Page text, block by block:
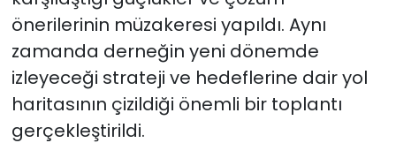
önerilerinin müzakeresi yapıldı. Aynı
zamanda derneğin yeni dönemde
izleyeceği strateji ve hedeflerine dair yol
haritasının çizildiği önemli bir toplantı
gerçekleştirildi.